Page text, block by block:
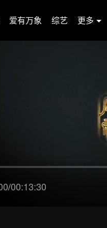
爱有万象 综艺 更多